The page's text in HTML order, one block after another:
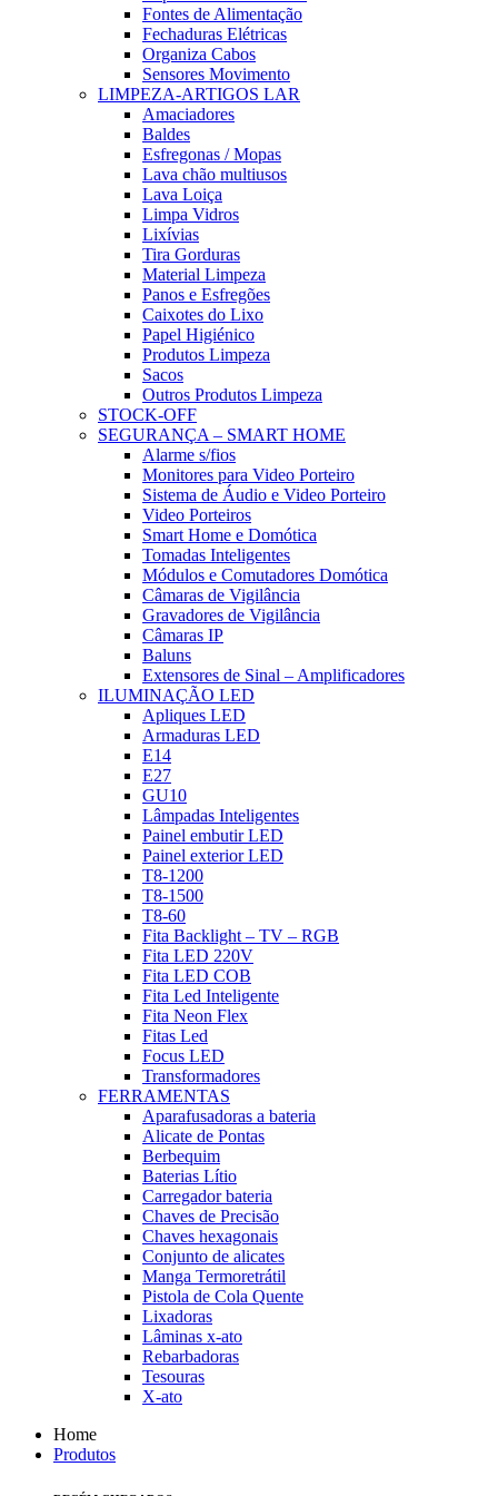
Fontes de Alimentação
Fechaduras Elétricas
Organiza Cabos
Sensores Movimento
LIMPEZA-ARTIGOS LAR
Amaciadores
Baldes
Esfregonas / Mopas
Lava chão multiusos
Lava Loiça
Limpa Vidros
Lixívias
Tira Gorduras
Material Limpeza
Panos e Esfregões
Caixotes do Lixo
Papel Higiénico
Produtos Limpeza
Sacos
Outros Produtos Limpeza
STOCK-OFF
SEGURANÇA – SMART HOME
Alarme s/fios
Monitores para Video Porteiro
Sistema de Áudio e Video Porteiro
Video Porteiros
Smart Home e Domótica
Tomadas Inteligentes
Módulos e Comutadores Domótica
Câmaras de Vigilância
Gravadores de Vigilância
Câmaras IP
Baluns
Extensores de Sinal – Amplificadores
ILUMINAÇÃO LED
Apliques LED
Armaduras LED
E14
E27
GU10
Lâmpadas Inteligentes
Painel embutir LED
Painel exterior LED
T8-1200
T8-1500
T8-60
Fita Backlight – TV – RGB
Fita LED 220V
Fita LED COB
Fita Led Inteligente
Fita Neon Flex
Fitas Led
Focus LED
Transformadores
FERRAMENTAS
Aparafusadoras a bateria
Alicate de Pontas
Berbequim
Baterias Lítio
Carregador bateria
Chaves de Precisão
Chaves hexagonais
Conjunto de alicates
Manga Termoretrátil
Pistola de Cola Quente
Lixadoras
Lâminas x-ato
Rebarbadoras
Tesouras
X-ato
Home
Produtos